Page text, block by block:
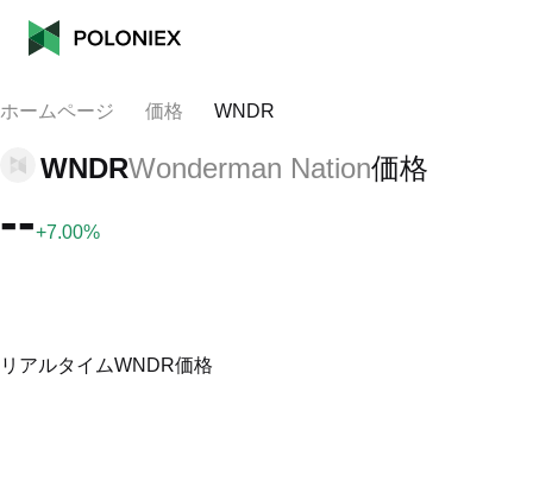
ホームページ 価格 WNDR
WNDRWonderman Nation価格
--+7.00%
リアルタイムWNDR価格